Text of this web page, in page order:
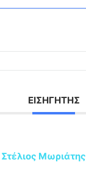
ΕΙΣΗΓΗΤΉΣ
Στέλιος Μωριάτης